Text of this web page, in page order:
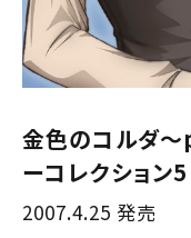
金色のコルダ
ーコレクション
2007.4.25 発売